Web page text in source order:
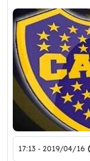
2019/04/16 - 17:13